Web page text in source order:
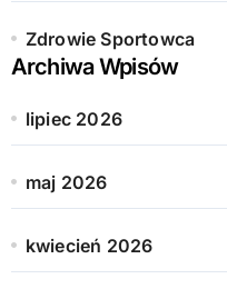
Zdrowie Sportowca
Archiwa Wpisów
lipiec 2026
maj 2026
kwiecień 2026